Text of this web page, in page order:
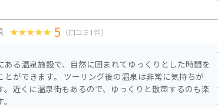
5 （口コミ1件）
ある温泉施設で、自然に囲まれてゆっくりとした時間を
とができます。 ツーリング後の温泉は非常に気持ちが
。近くに温泉街もあるので、ゆっくりと散策するのも楽